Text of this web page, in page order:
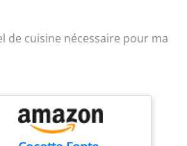
de cuisine nécessaire pour ma